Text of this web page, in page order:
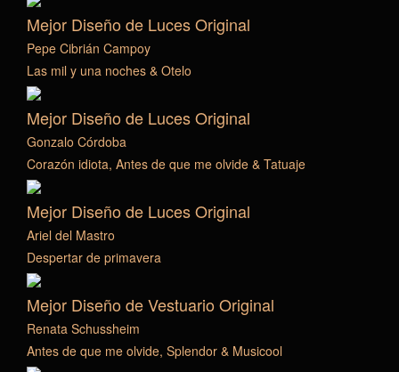
Mejor Diseño de Luces Original
Pepe Cibrián Campoy
Las mil y una noches & Otelo
Mejor Diseño de Luces Original
Gonzalo Córdoba
Corazón idiota, Antes de que me olvide & Tatuaje
Mejor Diseño de Luces Original
Ariel del Mastro
Despertar de primavera
Mejor Diseño de Vestuario Original
Renata Schussheim
Antes de que me olvide, Splendor & Musicool